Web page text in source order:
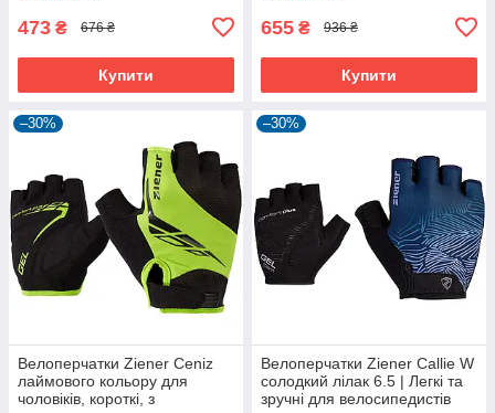
473 ₴ 676 ₴
Купити
655 ₴ 936 ₴
Купити
–30%
Велоперчатки Ziener Ceniz
лаймового кольору для
чоловіків, короткі, з
–30%
Велоперчатки Ziener Callie W
солодкий лілак 6.5 | Легкі та
зручні для велосипедистів